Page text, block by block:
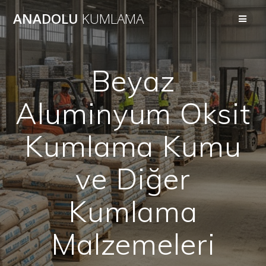
to
ANADOLU KUMLAMA
Beyaz
Aluminyum Oksit
Kumlama Kumu
ve Diğer
Kumlama
Malzemeleri